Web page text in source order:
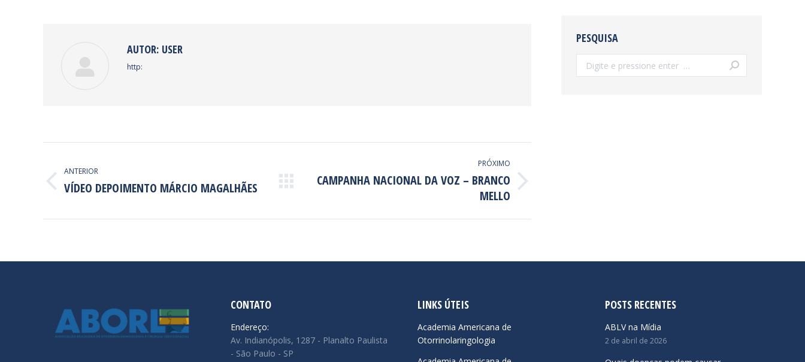
AUTOR: USER
http:
DE
POST:
ANTERIOR
Post
VÍDEO DEPOIMENTO MÁRCIO MAGALHÃES
PRÓXIMO
Próximo
CAMPANHA NACIONAL DA VOZ – BRANCO
MELLO
PESQUISA
Search:
CONTATO
Endereço:
Av. Indianópolis, 1287 - Planalto Paulista
- São Paulo - SP
LINKS ÚTEIS
Academia Americana de
Otorrinolaringologia
POSTS RECENTES
ABLV na Mídia
2 de abril de 2026